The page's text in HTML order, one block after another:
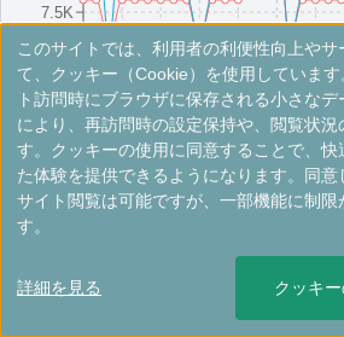
8/1(Fri)8/4(Mon)8/7(Thu)8/10(Sun)8/13(Wed)8/16(Sat)8/19(Tue)
8/
7.1K
7.5K
※手数料別。レートは目安ですので
ルメリディアン台北
台北に位置するルメリディアンです。未知
台湾台北
開業:2010年
このサイトでは、利用者の利便性向上や
て、クッキー（Cookie）を使用していま
ト訪問時にブラウザに保存される小さな
により、再訪問時の設定保持や、閲覧状況
す。クッキーの使用に同意することで、
た体験を提供できるようになります。同
サイト閲覧は可能ですが、一部機能に制限
す。
詳細を見る クッキ